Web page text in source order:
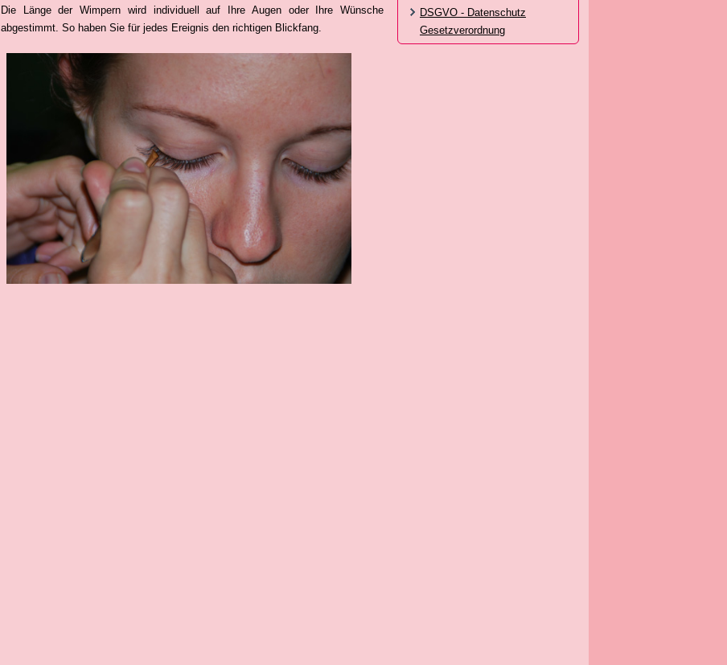
Die Länge der Wimpern wird individuell auf Ihre Augen oder Ihre Wünsche
abgestimmt. So haben Sie für jedes Ereignis den richtigen Blickfang.
DSGVO - Datenschutz
Gesetzverordnung